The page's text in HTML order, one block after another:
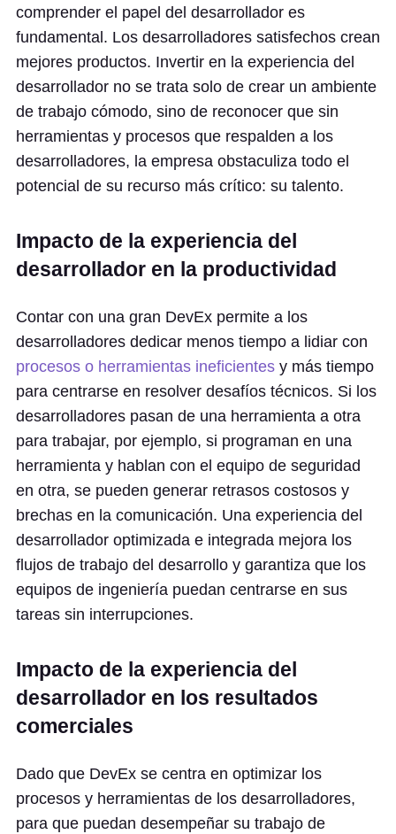
comprender el papel del desarrollador es
fundamental. Los desarrolladores satisfechos crean
mejores productos. Invertir en la experiencia del
desarrollador no se trata solo de crear un ambiente
de trabajo cómodo, sino de reconocer que sin
herramientas y procesos que respalden a los
desarrolladores, la empresa obstaculiza todo el
potencial de su recurso más crítico: su talento.
Impacto de la experiencia del
desarrollador en la productividad
Contar con una gran DevEx permite a los
desarrolladores dedicar menos tiempo a lidiar con
procesos o herramientas ineficientes y más tiempo
para centrarse en resolver desafíos técnicos. Si los
desarrolladores pasan de una herramienta a otra
para trabajar, por ejemplo, si programan en una
herramienta y hablan con el equipo de seguridad
en otra, se pueden generar retrasos costosos y
brechas en la comunicación. Una experiencia del
desarrollador optimizada e integrada mejora los
flujos de trabajo del desarrollo y garantiza que los
equipos de ingeniería puedan centrarse en sus
tareas sin interrupciones.
Impacto de la experiencia del
desarrollador en los resultados
comerciales
Dado que DevEx se centra en optimizar los
procesos y herramientas de los desarrolladores,
para que puedan desempeñar su trabajo de